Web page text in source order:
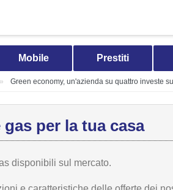
Mobile Prestiti
Green economy, un'azienda su quattro investe
per la tua casa
disponibili sul mercato.